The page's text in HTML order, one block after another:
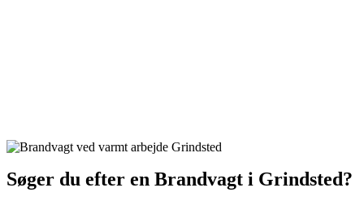
Søger du efter en Brandvagt i Grindsted?